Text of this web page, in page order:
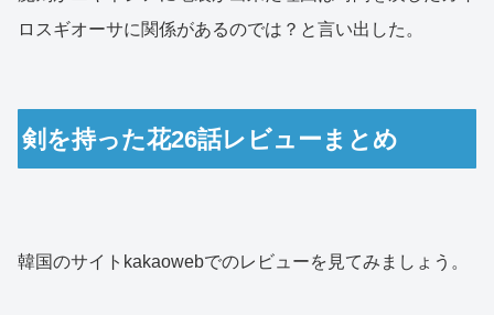
ロスギオーサに関係があるのでは？と言い出した。
剣を持った花26話レビューまとめ
韓国のサイトkakaowebでのレビューを見てみましょう。